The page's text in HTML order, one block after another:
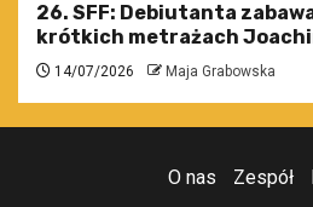
26. SFF: Debiutanta
krótkich metrażach
14/07/2026 Maja Grabowska
O nas Zespół